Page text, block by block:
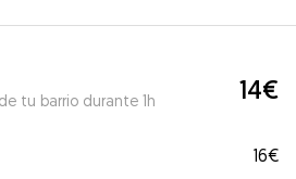
tu barrio durante 1h 14€
16€